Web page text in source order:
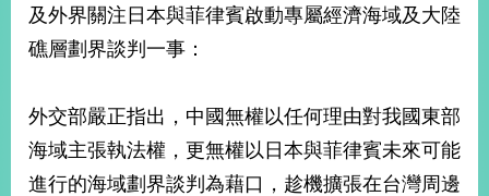
及外界關注日本與菲律賓啟動專屬經濟海域及大陸
礁層劃界談判一事：
外交部嚴正指出，中國無權以任何理由對我國東部
海域主張執法權，更無權以日本與菲律賓未來可能
進行的海域劃界談判為藉口，趁機擴張在台灣周邊